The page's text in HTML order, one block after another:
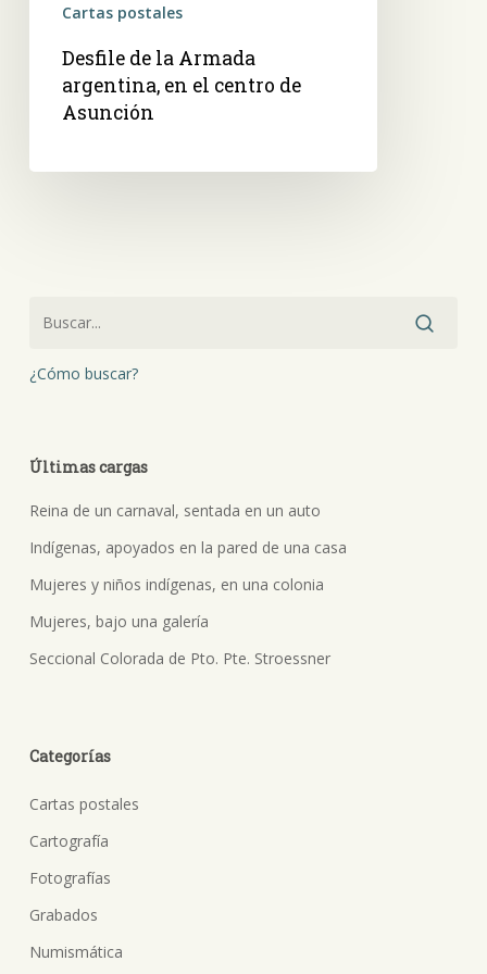
Asunción
Cartas postales
Desfile de la Armada
argentina, en el centro de
Asunción
¿Cómo buscar?
Últimas cargas
Reina de un carnaval, sentada en un auto
Indígenas, apoyados en la pared de una casa
Mujeres y niños indígenas, en una colonia
Mujeres, bajo una galería
Seccional Colorada de Pto. Pte. Stroessner
Categorías
Cartas postales
Cartografía
Fotografías
Grabados
Numismática